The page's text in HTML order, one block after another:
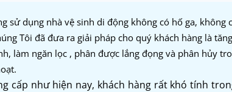
sử dụng nhà vệ sinh di động không có hố ga,
Tôi đã đưa ra giải pháp cho quý khách hàng là
làm ngăn lọc , phân được lắng đọng và phân hủy
cấp như hiện nay, khách hàng rất khó tính